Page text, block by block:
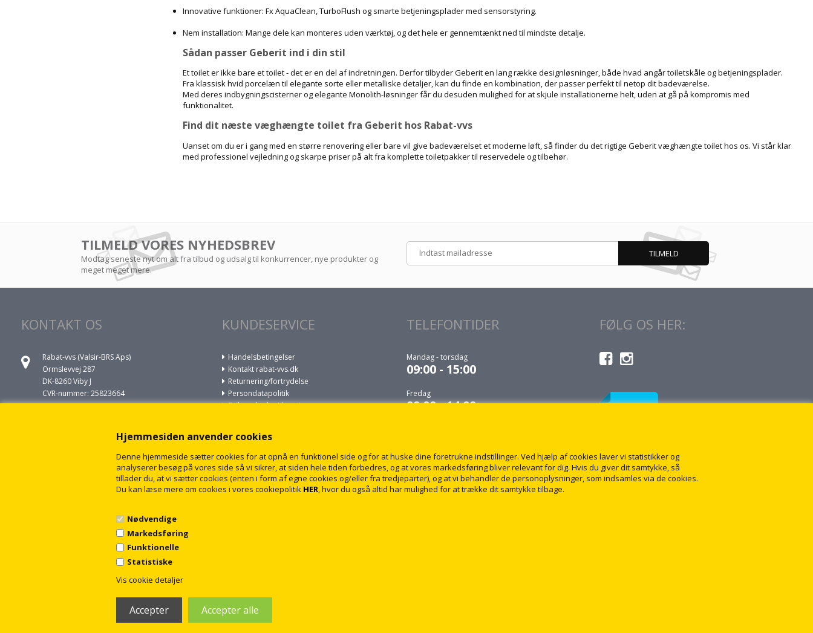
Hjemmesiden anvender cookies
Denne hjemmeside sætter cookies for at opnå en funktionel side og for at huske dine foretrukne indstillinger. Ved hjælp af cookies laver vi statistikker og
analyserer besøg på vores side så vi sikrer, at siden hele tiden forbedres, og at vores markedsføring bliver relevant for dig. Hvis du giver dit samtykke, så
tillader du, at vi sætter cookies (enten i form af egne cookies og/eller fra tredjeparter), og at vi behandler de personoplysninger, som indsamles via de cookies.
Du kan læse mere om cookies i vores cookiepolitik HER, hvor du også altid har mulighed for at trække dit samtykke tilbage.
Nødvendige
Markedsføring
Funktionelle
Statistiske
Vis cookie detaljer
Innovative funktioner: Fx AquaClean, TurboFlush og smarte betjeningsplader med sensorstyring.
Nem installation: Mange dele kan monteres uden værktøj, og det hele er gennemtænkt ned til mindste detalje.
Sådan passer Geberit ind i din stil
Et toilet er ikke bare et toilet - det er en del af indretningen. Derfor tilbyder Geberit en lang række designløsninger, både hvad angår toiletskåle og betjeningsplader.
Fra klassisk hvid porcelæn til elegante sorte eller metalliske detaljer, kan du finde en kombination, der passer perfekt til netop dit badeværelse.
Med deres indbygningscisterner og elegante Monolith-løsninger får du desuden mulighed for at skjule installationerne helt, uden at gå på kompromis med
funktionalitet.
Find dit næste væghængte toilet fra Geberit hos Rabat-vvs
Uanset om du er i gang med en større renovering eller bare vil give badeværelset et moderne løft, så finder du det rigtige Geberit væghængte toilet hos os. Vi står klar
med professionel vejledning og skarpe priser på alt fra komplette toiletpakker til reservedele og tilbehør.
TILMELD VORES NYHEDSBREV
Modtag seneste nyt om alt fra tilbud og udsalg til konkurrencer, nye produkter og
meget meget mere.
KONTAKT OS
Rabat-vvs (Valsir-BRS Aps)
Ormslevvej 287
DK-8260 Viby J
CVR-nummer: 25823664
+45 86930022
salg@rabat-vvs.dk
KUNDESERVICE
Handelsbetingelser
Kontakt rabat-vvs.dk
Returnering/fortrydelse
Persondatapolitik
Fejl og skader i levering
Om rabat-vvs.dk
Sitemap
TELEFONTIDER
Mandag - torsdag
09:00 - 15:00
Fredag
09:00 - 14:00
FØLG OS HER: